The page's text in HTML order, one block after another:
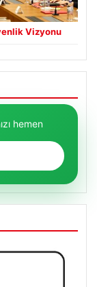
Vizyonu
hemen